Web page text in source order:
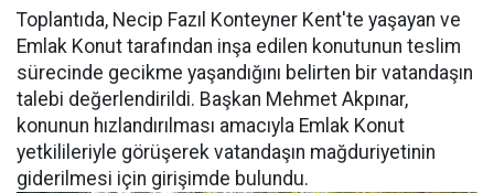
Toplantıda, Necip Fazıl Konteyner Kent'te yaşayan ve
Emlak Konut tarafından inşa edilen konutunun teslim
sürecinde gecikme yaşandığını belirten bir vatandaşın
talebi değerlendirildi. Başkan Mehmet Akpınar,
konunun hızlandırılması amacıyla Emlak Konut
yetkilileriyle görüşerek vatandaşın mağduriyetinin
giderilmesi için girişimde bulundu.